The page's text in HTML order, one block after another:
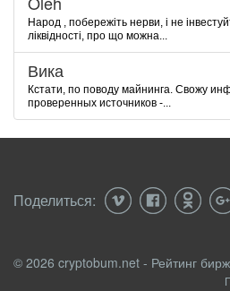
Народ , побережіть нерви, і не
ліквідності, про що можна...
Вика
Кстати, по поводу майнинга. Свожу
проверенных источников -...
Поделиться:
© 2026 cryptobum.net - Рейтинг